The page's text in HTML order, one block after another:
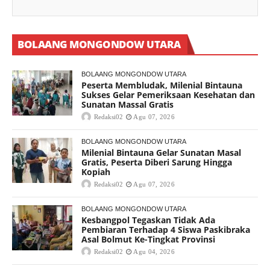
BOLAANG MONGONDOW UTARA
BOLAANG MONGONDOW UTARA
Peserta Membludak, Milenial Bintauna
Sukses Gelar Pemeriksaan Kesehatan dan
Sunatan Massal Gratis
Redaksi02 Agu 07, 2026
BOLAANG MONGONDOW UTARA
Milenial Bintauna Gelar Sunatan Masal
Gratis, Peserta Diberi Sarung Hingga
Kopiah
Redaksi02 Agu 07, 2026
BOLAANG MONGONDOW UTARA
Kesbangpol Tegaskan Tidak Ada
Pembiaran Terhadap 4 Siswa Paskibraka
Asal Bolmut Ke-Tingkat Provinsi
Redaksi02 Agu 04, 2026